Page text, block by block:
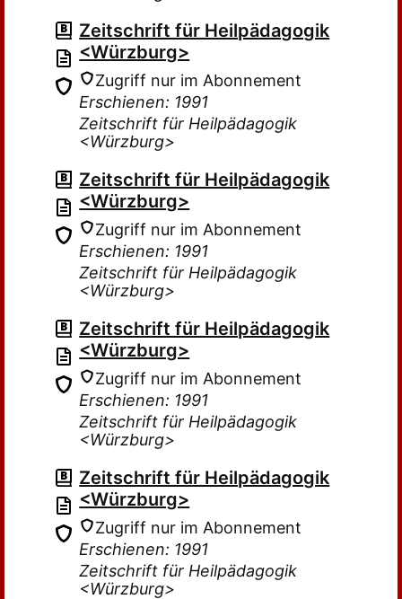
Zeitschrift für Heilpädagogik
<Würzburg>
Zugriff nur im Abonnement
Erschienen: 1991
Zeitschrift für Heilpädagogik
<Würzburg>
Zeitschrift für Heilpädagogik
<Würzburg>
Zugriff nur im Abonnement
Erschienen: 1991
Zeitschrift für Heilpädagogik
<Würzburg>
Zeitschrift für Heilpädagogik
<Würzburg>
Zugriff nur im Abonnement
Erschienen: 1991
Zeitschrift für Heilpädagogik
<Würzburg>
Zeitschrift für Heilpädagogik
<Würzburg>
Zugriff nur im Abonnement
Erschienen: 1991
Zeitschrift für Heilpädagogik
<Würzburg>